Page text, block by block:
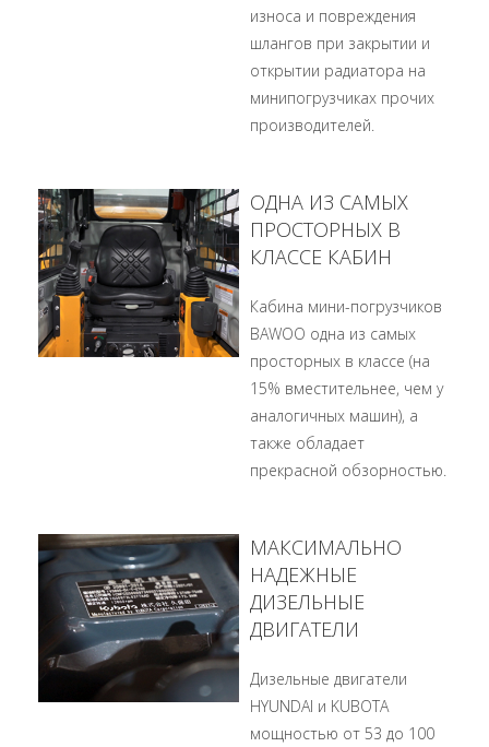
износа и повреждения
шлангов при закрытии и
открытии радиатора на
минипогрузчиках прочих
производителей.
ОДНА ИЗ САМЫХ
ПРОСТОРНЫХ В
КЛАССЕ КАБИН
Кабина мини-погрузчиков
BAWOO одна из самых
просторных в классе (на
15% вместительнее, чем у
аналогичных машин), а
также обладает
прекрасной обзорностью.
МАКСИМАЛЬНО
НАДЕЖНЫЕ
ДИЗЕЛЬНЫЕ
ДВИГАТЕЛИ
Дизельные двигатели
HYUNDAI и KUBOTA
мощностью от 53 до 100